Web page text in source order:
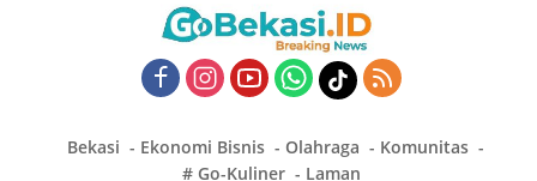
Bekasi Ekonomi Bisnis Olahraga
Komunitas
# Go-Kuliner
Laman